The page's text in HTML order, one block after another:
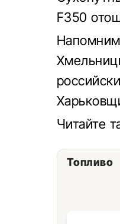
F350
Читайте
Топливо